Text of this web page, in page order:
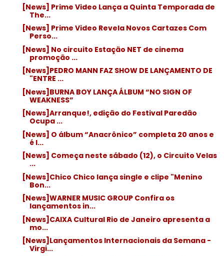
[News] Prime Video Lança a Quinta Temporada de
The...
[News] Prime Video Revela Novos Cartazes Com
Perso...
[News] No circuito Estação NET de cinema
promoção ...
[News]PEDRO MANN FAZ SHOW DE LANÇAMENTO DE
"ENTRE ...
[News]BURNA BOY LANÇA ÁLBUM “NO SIGN OF
WEAKNESS”
[News]Arranque!, edição do Festival Paredão
Ocupa ...
[News] O álbum “Anacrônico” completa 20 anos e
é l...
[News] Começa neste sábado (12), o Circuito Velas
...
[News]Chico Chico lança single e clipe "Menino
Bon...
[News]WARNER MUSIC GROUP Confira os
lançamentos in...
[News]CAIXA Cultural Rio de Janeiro apresenta a
mo...
[News]Lançamentos Internacionais da Semana -
Virgi...